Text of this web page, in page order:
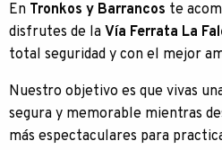
En Tronkos y Barrancos te
disfrutes de la Vía Ferrata La
total seguridad y con el mejor
Nuestro objetivo es que vivas
segura y memorable mientras
más espectaculares para